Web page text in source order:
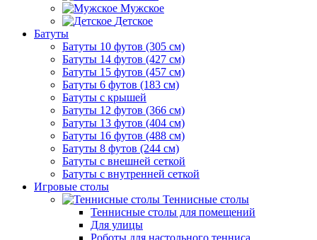
Мужское
Детское
Батуты
Батуты 10 футов (305 см)
Батуты 14 футов (427 см)
Батуты 15 футов (457 см)
Батуты 6 футов (183 см)
Батуты с крышей
Батуты 12 футов (366 см)
Батуты 13 футов (404 см)
Батуты 16 футов (488 см)
Батуты 8 футов (244 см)
Батуты с внешней сеткой
Батуты с внутренней сеткой
Игровые столы
Теннисные столы
Теннисные столы для помещений
Для улицы
Роботы для настольного тенниса